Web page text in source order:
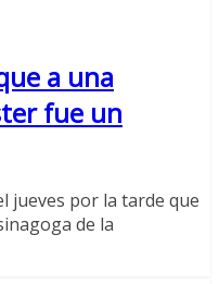
a una
fue un
jueves por la tarde que
de la